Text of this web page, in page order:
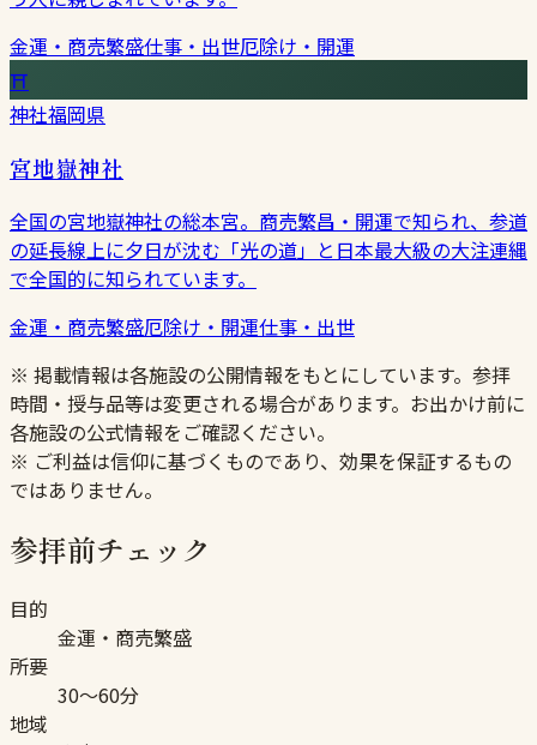
金運・商売繁盛仕事・出世厄除け・開運
⛩
神社福岡県
宮地嶽神社
全国の宮地嶽神社の総本宮。商売繁昌・開運で知られ、参道
の延長線上に夕日が沈む「光の道」と日本最大級の大注連縄
で全国的に知られています。
金運・商売繁盛厄除け・開運仕事・出世
※ 掲載情報は各施設の公開情報をもとにしています。参拝
時間・授与品等は変更される場合があります。お出かけ前に
各施設の公式情報をご確認ください。
※ ご利益は信仰に基づくものであり、効果を保証するもの
ではありません。
参拝前チェック
目的
金運・商売繁盛
所要
30〜60分
地域